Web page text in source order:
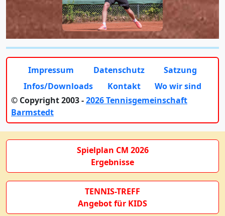
Impressum Datenschutz
Satzung
Infos/Downloads
Kontakt
Wo wir sind
© Copyright 2003 -2026 Tennisgemeinschaft
Barmstedt
Spielplan CM 2026
Ergebnisse
TENNIS-TREFF
Angebot für KIDS